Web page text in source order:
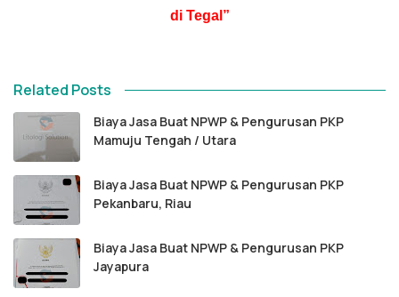
di Tegal”
Related Posts
Biaya Jasa Buat NPWP & Pengurusan PKP
Mamuju Tengah / Utara
Biaya Jasa Buat NPWP & Pengurusan PKP
Pekanbaru, Riau
Biaya Jasa Buat NPWP & Pengurusan PKP
Jayapura